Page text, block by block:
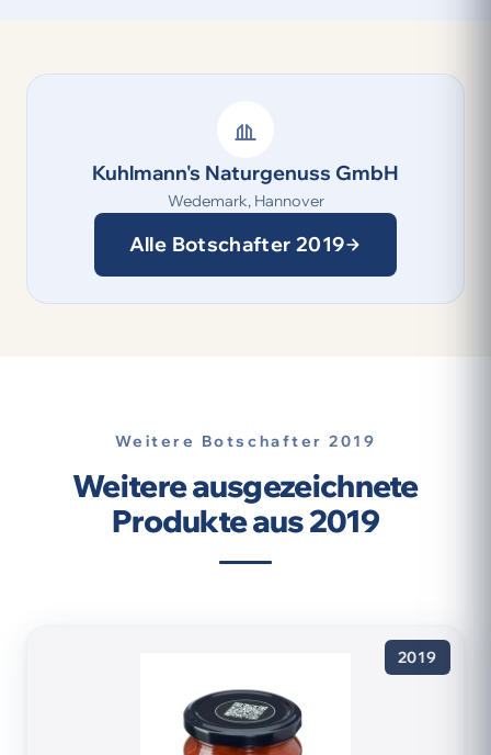
Kuhlmann's Naturgenuss GmbH
Wedemark, Hannover
Alle Botschafter 2019
Weitere Botschafter 2019
Weitere ausgezeichnete
Produkte aus 2019
2019